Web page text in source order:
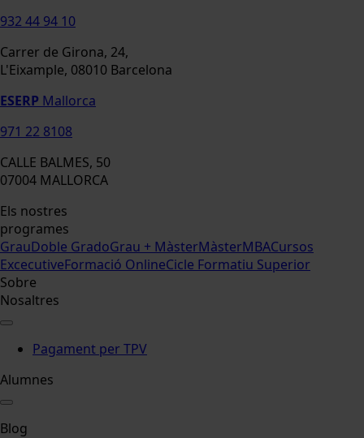
932 44 94 10
Carrer de Girona, 24,
L'Eixample, 08010 Barcelona
ESERP Mallorca
971 22 8108
CALLE BALMES, 50
07004 MALLORCA
Els nostres
programes
GrauDoble GradoGrau + MàsterMàsterMBACursos
ExcecutiveFormació OnlineCicle Formatiu Superior
Sobre
Nosaltres
Pagament per TPV
Alumnes
Blog